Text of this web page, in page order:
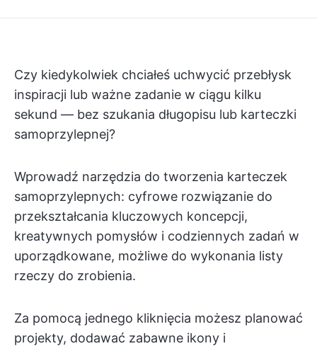
Czy kiedykolwiek chciałeś uchwycić przebłysk
inspiracji lub ważne zadanie w ciągu kilku
sekund — bez szukania długopisu lub karteczki
samoprzylepnej?
Wprowadź narzędzia do tworzenia karteczek
samoprzylepnych: cyfrowe rozwiązanie do
przekształcania kluczowych koncepcji,
kreatywnych pomysłów i codziennych zadań w
uporządkowane, możliwe do wykonania listy
rzeczy do zrobienia.
Za pomocą jednego kliknięcia możesz planować
projekty, dodawać zabawne ikony i